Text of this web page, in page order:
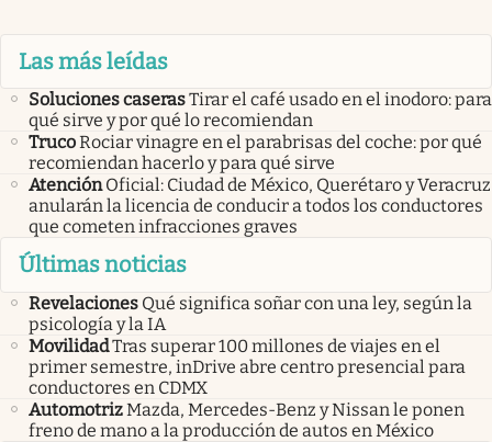
Las más leídas
Soluciones caserasTirar el café usado en el inodoro: para
qué sirve y por qué lo recomiendan
TrucoRociar vinagre en el parabrisas del coche: por qué
recomiendan hacerlo y para qué sirve
Atención Oficial: Ciudad de México, Querétaro y Veracruz
anularán la licencia de conducir a todos los conductores
que cometen infracciones graves
Últimas noticias
Revelaciones Qué significa soñar con una ley, según la
psicología y la IA
MovilidadTras superar 100 millones de viajes en el
primer semestre, inDrive abre centro presencial para
conductores en CDMX
AutomotrizMazda, Mercedes-Benz y Nissan le ponen
freno de mano a la producción de autos en México